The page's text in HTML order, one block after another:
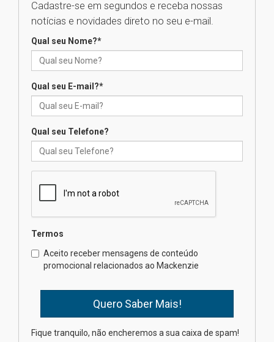
04.08.2026
docentes para debater
Professora do Mackenzie é
finalista do Prêmio Jabuti com
04.08.2026
internacionais
03.08.2026
Oncologista do HUEM ressalta
importância da prevenção e
diagnóstico precoce do câncer
de pulmão
Cadastre-se em segundos e receba nossas
notícias e novidades direto no seu e-mail.
Qual seu Nome?*
Qual seu E-mail?*
Qual seu Telefone?
Termos
Aceito receber mensagens de conteúdo
promocional relacionados ao Mackenzie
Fique tranquilo, não encheremos a sua caixa de spam!